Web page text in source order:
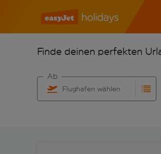
Finde deinen perfekten
Flughafen wählen
Ab